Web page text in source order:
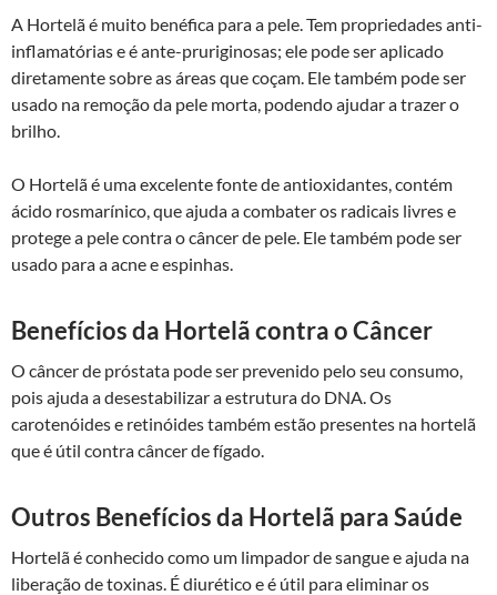
A Hortelã é muito benéfica para a pele. Tem propriedades anti-
inflamatórias e é ante-pruriginosas; ele pode ser aplicado
diretamente sobre as áreas que coçam. Ele também pode ser
usado na remoção da pele morta, podendo ajudar a trazer o
brilho.
O Hortelã é uma excelente fonte de antioxidantes, contém
ácido rosmarínico, que ajuda a combater os radicais livres e
protege a pele contra o câncer de pele. Ele também pode ser
usado para a acne e espinhas.
Benefícios da Hortelã contra o Câncer
O câncer de próstata pode ser prevenido pelo seu consumo,
pois ajuda a desestabilizar a estrutura do DNA. Os
carotenóides e retinóides também estão presentes na hortelã
que é útil contra câncer de fígado.
Outros Benefícios da Hortelã para Saúde
Hortelã é conhecido como um limpador de sangue e ajuda na
liberação de toxinas. É diurético e é útil para eliminar os